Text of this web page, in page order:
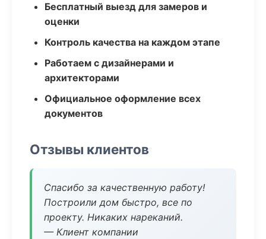
Бесплатный выезд для замеров и
оценки
Контроль качества на каждом этапе
Работаем с дизайнерами и
архитекторами
Официальное оформление всех
документов
Отзывы клиентов
Спасибо за качественную работу!
Построили дом быстро, все по
проекту. Никаких нареканий.
— Клиент компании